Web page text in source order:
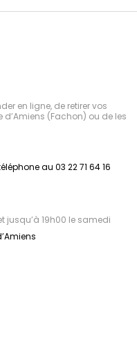
en ligne, de retirer vos
(Fachon) ou de les
au 03 22 71 64 16
jusqu’à 19h00 le samedi